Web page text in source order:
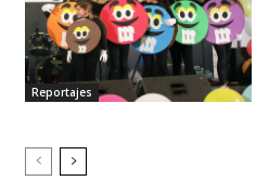
Reportajes